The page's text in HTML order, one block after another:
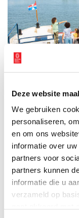
Deze website
We gebruiken
personaliseren,
en om ons
informatie over
partners voor
partners kunnen
informatie die u
verzameld op
Stap terug in de
Een bezoek aan het
boottocht naar ‘t
honderdveertig
ontdek hoe mensen
werk van
klas uit 1930 of ga
haven. Leef je uit